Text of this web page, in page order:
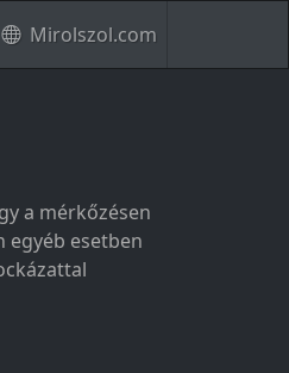
Mirolszol.com
a mérkőzésen
egyéb esetben